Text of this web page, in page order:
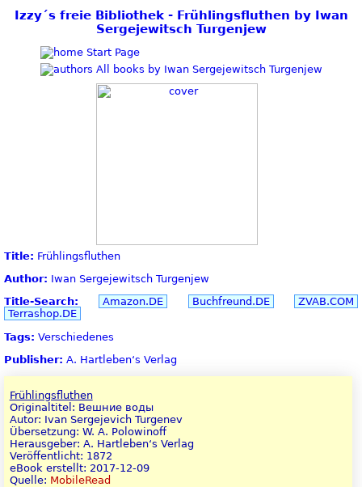
Izzy´s freie Bibliothek - Frühlingsfluthen by Iwan
Sergejewitsch Turgenjew
Start Page
All books by Iwan Sergejewitsch Turgenjew
Title: Frühlingsfluthen
Author: Iwan Sergejewitsch Turgenjew
Title-Search:
Amazon.DE Buchfreund.DE
ZVAB.COM
Terrashop.DE
Tags: Verschiedenes
Publisher: A. Hartleben‘s Verlag
Frühlingsfluthen
Originaltitel: Вешние воды
Autor: Ivan Sergejevich Turgenev
Übersetzung: W. A. Polowinoff
Herausgeber: A. Hartleben‘s Verlag
Veröffentlicht: 1872
eBook erstellt: 2017-12-09
Quelle: MobileRead